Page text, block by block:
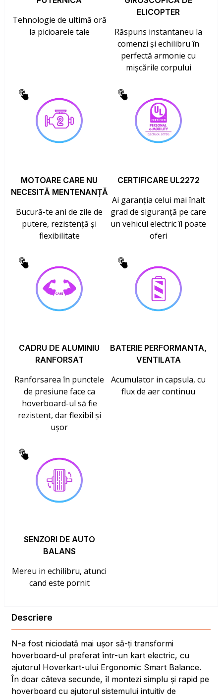
Tehnologie de ultimă oră
la picioarele tale
ELICOPTER
Răspuns instantaneu la
comenzi și echilibru în
perfectă armonie cu
mișcările corpului
MOTOARE CARE NU
NECESITĂ MENTENANȚĂ
Bucură-te ani de zile de
putere, rezistență și
flexibilitate
CERTIFICARE UL2272
Ai garanția celui mai înalt
grad de siguranță pe care
un vehicul electric îl poate
oferi
CADRU DE ALUMINIU
RANFORSAT
Ranforsarea în punctele
de presiune face ca
hoverboard-ul să fie
rezistent, dar flexibil și
ușor
BATERIE PERFORMANTA,
VENTILATA
Acumulator in capsula, cu
flux de aer continuu
SENZORI DE AUTO
BALANS
Mereu in echilibru, atunci
cand este pornit
Descriere
N-a fost niciodată mai ușor să-ți transformi
hoverboard-ul preferat într-un kart electric, cu
ajutorul Hoverkart-ului Ergonomic Smart Balance.
În doar câteva secunde, îl montezi simplu și rapid pe
hoverboard cu ajutorul sistemului intuitiv de